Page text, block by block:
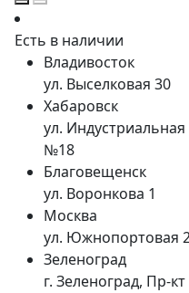
Есть в наличии
Владивосток
ул. Выселковая 30
Хабаровск
ул.
№18
Благовещенск
ул. Воронкова 1
Москва
ул. Южнопортовая
Зеленоград
г. Зеленоград, Пр-